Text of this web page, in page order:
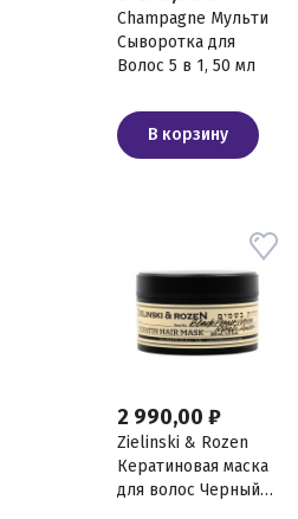
Champagne Мульти
Сыворотка для
Волос 5 в 1, 50 мл
В корзину
2 990,00 ₽
Zielinski & Rozen
Кератиновая маска
для волос Черный